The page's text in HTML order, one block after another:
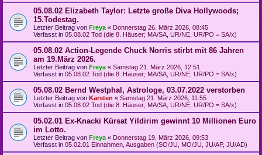
05.08.02 Elizabeth Taylor: Letzte große Diva Hollywoods;
15.Todestag.
Letzter Beitrag von Freya « Donnerstag 26. März 2026, 08:45
Verfasst in 05.08.02 Tod (die 8. Häuser; MA/SA, UR/NE, UR/PO = SA/x)
05.08.02 Action-Legende Chuck Norris stirbt mit 86 Jahren
am 19.März 2026.
Letzter Beitrag von Freya « Samstag 21. März 2026, 12:51
Verfasst in 05.08.02 Tod (die 8. Häuser; MA/SA, UR/NE, UR/PO = SA/x)
05.08.02 Bernd Westphal, Astrologe, 03.07.2022 verstorben
Letzter Beitrag von Karsten « Samstag 21. März 2026, 11:55
Verfasst in 05.08.02 Tod (die 8. Häuser; MA/SA, UR/NE, UR/PO = SA/x)
05.02.01 Ex-Knacki Kürsat Yildirim gewinnt 10 Millionen Euro
im Lotto.
Letzter Beitrag von Freya « Donnerstag 19. März 2026, 09:53
Verfasst in 05.02.01 Einnahmen, Ausgaben (SO/JU, MO/JU, JU/AP, JU/AD)